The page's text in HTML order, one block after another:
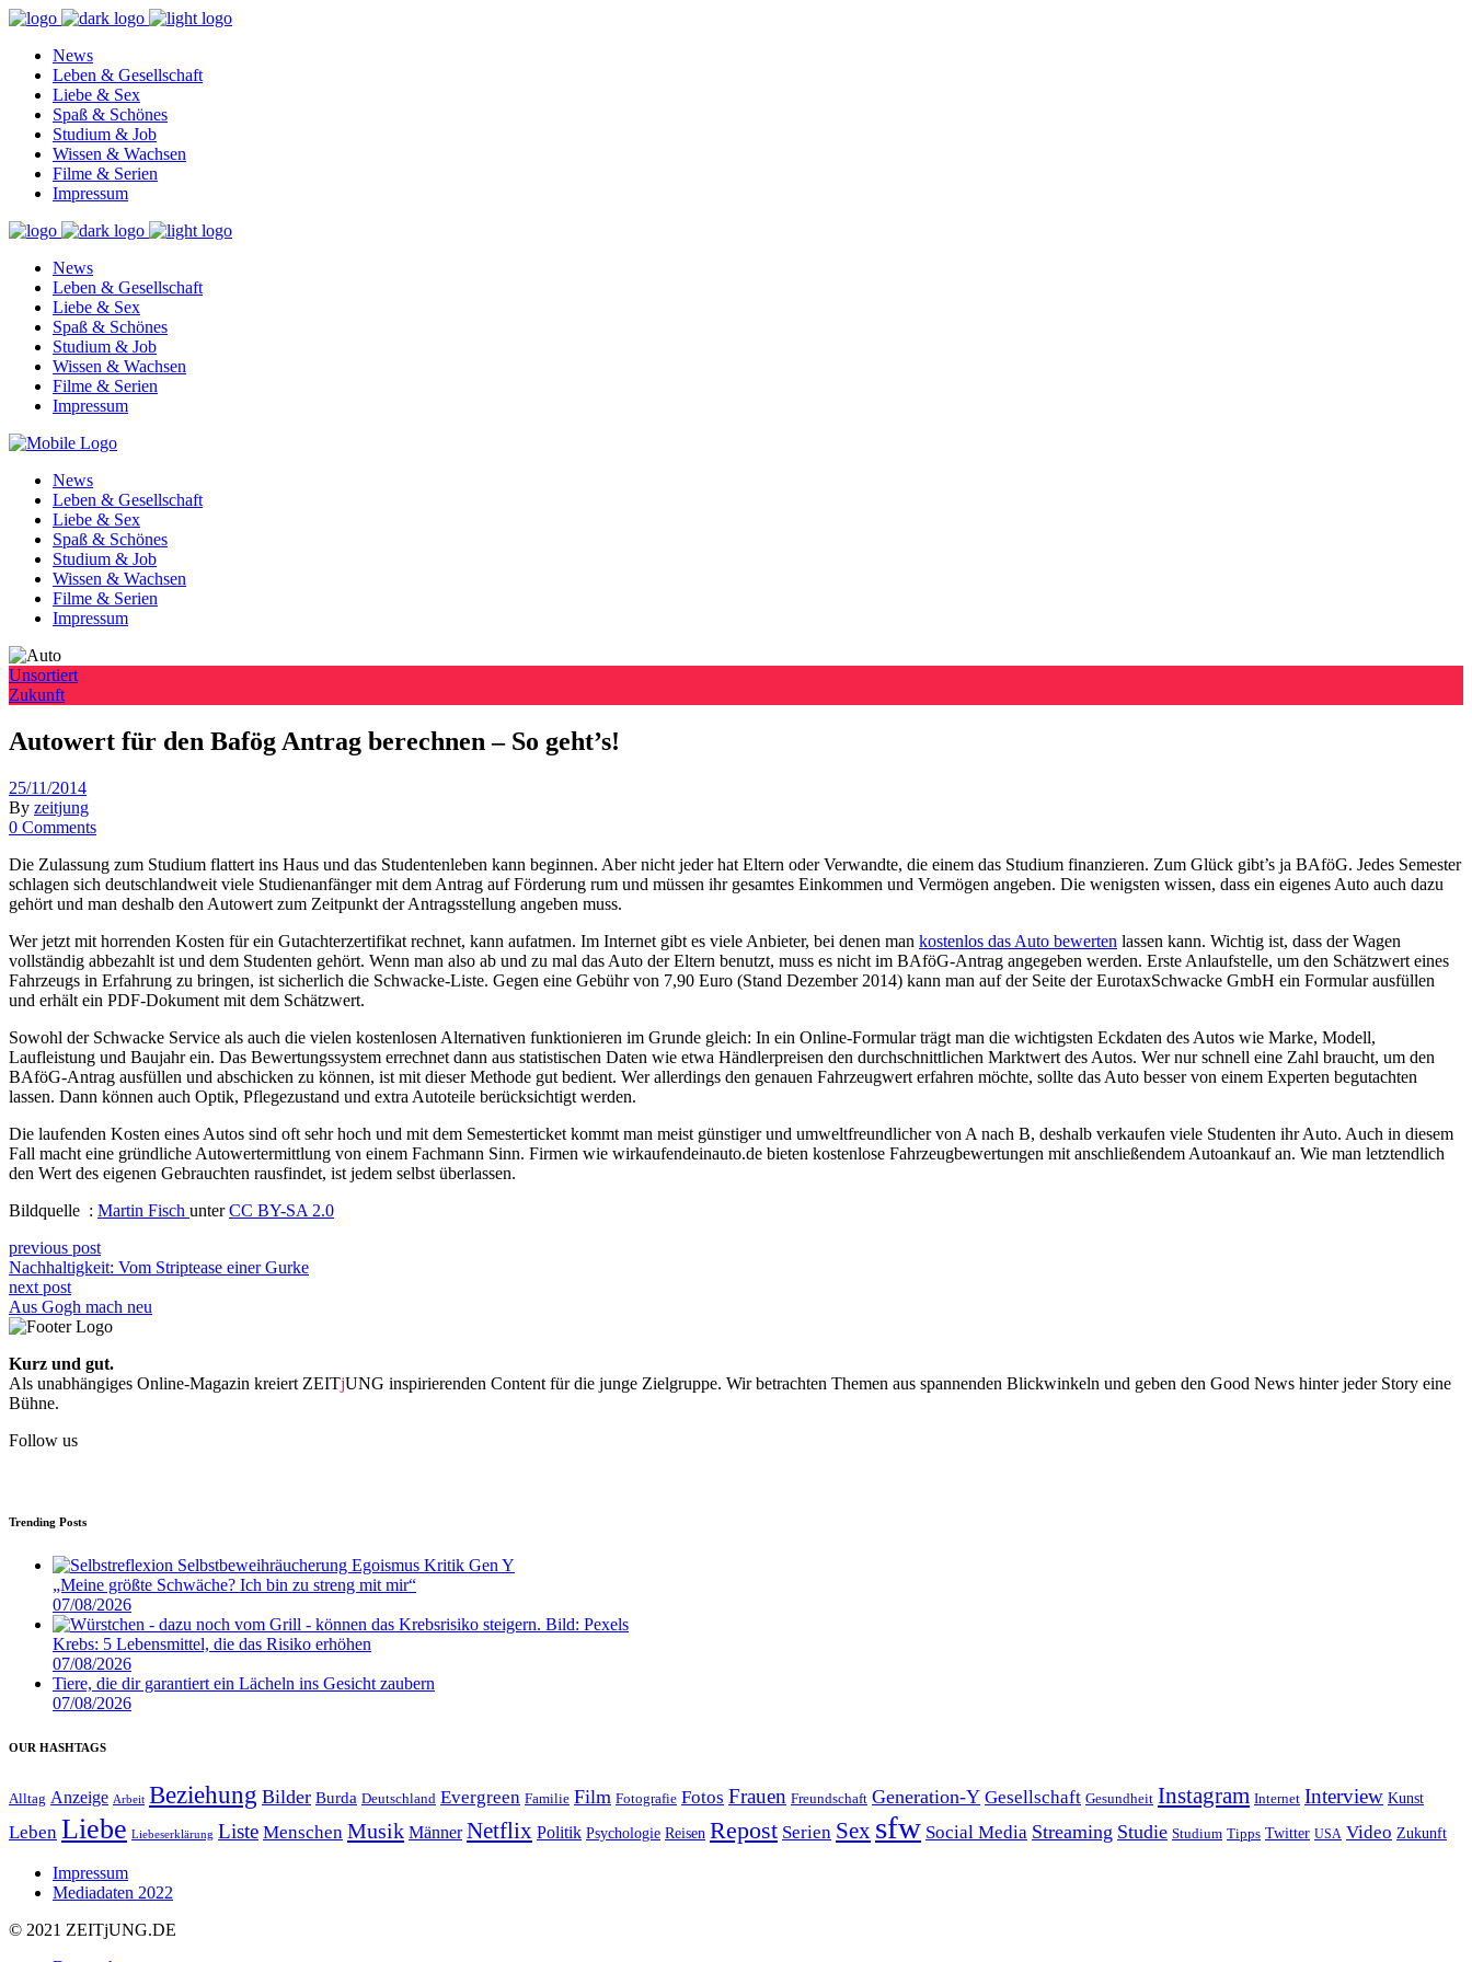
News
Leben & Gesellschaft
Liebe & Sex
Spaß & Schönes
Studium & Job
Wissen & Wachsen
Filme & Serien
Impressum
News
Leben & Gesellschaft
Liebe & Sex
Spaß & Schönes
Studium & Job
Wissen & Wachsen
Filme & Serien
Impressum
News
Leben & Gesellschaft
Liebe & Sex
Spaß & Schönes
Studium & Job
Wissen & Wachsen
Filme & Serien
Impressum
Unsortiert
Zukunft
Autowert für den Bafög Antrag berechnen – So geht’s!
25/11/2014
By zeitjung
0 Comments
Die Zulassung zum Studium flattert ins Haus und das Studentenleben kann beginnen. Aber nicht jeder hat Eltern oder Verwandte, die einem das Studium finanzieren. Zum Glück gibt’s ja BAföG. Jedes Semester
schlagen sich deutschlandweit viele Studienanfänger mit dem Antrag auf Förderung rum und müssen ihr gesamtes Einkommen und Vermögen angeben. Die wenigsten wissen, dass ein eigenes Auto auch dazu
gehört und man deshalb den Autowert zum Zeitpunkt der Antragsstellung angeben muss.
Wer jetzt mit horrenden Kosten für ein Gutachterzertifikat rechnet, kann aufatmen. Im Internet gibt es viele Anbieter, bei denen man kostenlos das Auto bewerten lassen kann. Wichtig ist, dass der Wagen
vollständig abbezahlt ist und dem Studenten gehört. Wenn man also ab und zu mal das Auto der Eltern benutzt, muss es nicht im BAföG-Antrag angegeben werden. Erste Anlaufstelle, um den Schätzwert eines
Fahrzeugs in Erfahrung zu bringen, ist sicherlich die Schwacke-Liste. Gegen eine Gebühr von 7,90 Euro (Stand Dezember 2014) kann man auf der Seite der EurotaxSchwacke GmbH ein Formular ausfüllen
und erhält ein PDF-Dokument mit dem Schätzwert.
Sowohl der Schwacke Service als auch die vielen kostenlosen Alternativen funktionieren im Grunde gleich: In ein Online-Formular trägt man die wichtigsten Eckdaten des Autos wie Marke, Modell,
Laufleistung und Baujahr ein. Das Bewertungssystem errechnet dann aus statistischen Daten wie etwa Händlerpreisen den durchschnittlichen Marktwert des Autos. Wer nur schnell eine Zahl braucht, um den
BAföG-Antrag ausfüllen und abschicken zu können, ist mit dieser Methode gut bedient. Wer allerdings den genauen Fahrzeugwert erfahren möchte, sollte das Auto besser von einem Experten begutachten
lassen. Dann können auch Optik, Pflegezustand und extra Autoteile berücksichtigt werden.
Die laufenden Kosten eines Autos sind oft sehr hoch und mit dem Semesterticket kommt man meist günstiger und umweltfreundlicher von A nach B, deshalb verkaufen viele Studenten ihr Auto. Auch in diesem
Fall macht eine gründliche Autowertermittlung von einem Fachmann Sinn. Firmen wie wirkaufendeinauto.de bieten kostenlose Fahrzeugbewertungen mit anschließendem Autoankauf an. Wie man letztendlich
den Wert des eigenen Gebrauchten rausfindet, ist jedem selbst überlassen.
Bildquelle : Martin Fisch unterCC BY-SA 2.0
previous post
Nachhaltigkeit: Vom Striptease einer Gurke
next post
Aus Gogh mach neu
Kurz und gut.
Als unabhängiges Online-Magazin kreiert ZEITjUNG inspirierenden Content für die junge Zielgruppe. Wir betrachten Themen aus spannenden Blickwinkeln und geben den Good News hinter jeder Story eine
Bühne.
Follow us
Trending Posts
„Meine größte Schwäche? Ich bin zu streng mit mir“
07/08/2026
Krebs: 5 Lebensmittel, die das Risiko erhöhen
07/08/2026
Tiere, die dir garantiert ein Lächeln ins Gesicht zaubern
07/08/2026
OUR HASHTAGS
Alltag Anzeige Arbeit Beziehung Bilder Burda Deutschland Evergreen Familie Film Fotografie Fotos Frauen Freundschaft Generation-Y Gesellschaft Gesundheit Instagram Internet Interview Kunst
Leben Liebe Liebeserklärung Liste Menschen Musik Männer Netflix Politik Psychologie Reisen Repost Serien Sex sfw Social Media Streaming Studie Studium Tipps Twitter USA Video Zukunft
Impressum
Mediadaten 2022
© 2021 ZEITjUNG.DE